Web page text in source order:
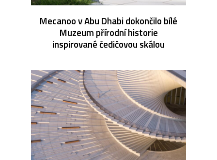
Mecanoo v Abu Dhabi dokončilo bílé
Muzeum přírodní historie
inspirované čedičovou skálou